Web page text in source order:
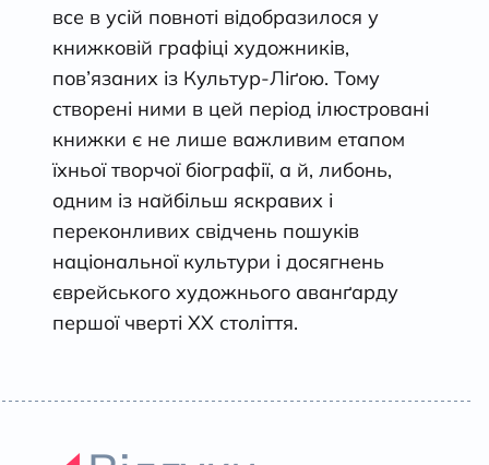
все в усій повноті відобразилося у
книжковій графіці художників,
пов’язаних із Культур-Ліґою. Тому
створені ними в цей період ілюстровані
книжки є не лише важливим етапом
їхньої творчої біографії, а й, либонь,
одним із найбільш яскравих і
переконливих свідчень пошуків
національної культури і досягнень
єврейського художнього аванґарду
першої чверті ХХ століття.